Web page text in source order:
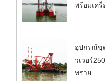
พร้อมเค
อุปกรณ์ขุ
วเวอร์
ทราย